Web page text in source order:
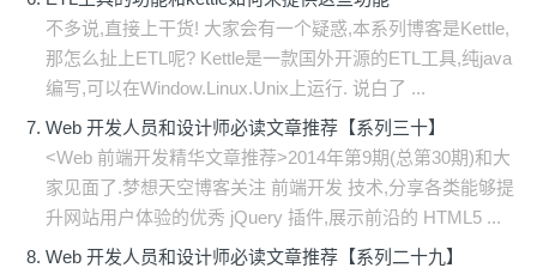
不多说,直接上干货! 大家会有一个疑惑,本系列博客是Kettle,
那怎么扯上ETL呢? Kettle是一款国外开源的ETL工具,纯java
编写,可以在Window.Linux.Unix上运行. 说白了 ...
Web 开发人员和设计师必读文章推荐【系列三十】
<Web 前端开发精华文章推荐>2014年第9期(总第30期)和大
家见面了.梦想天空博客关注 前端开发 技术,分享各类能够提
升网站用户体验的优秀 jQuery 插件,展示前沿的 HTML5 ...
Web 开发人员和设计师必读文章推荐【系列二十九】